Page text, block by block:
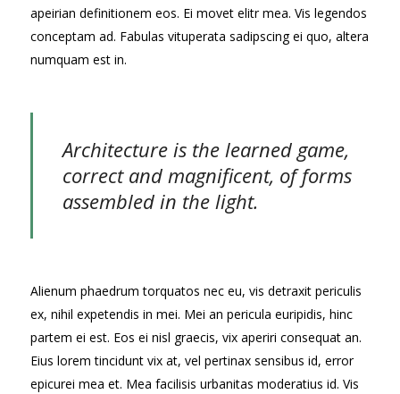
apeirian definitionem eos. Ei movet elitr mea. Vis legendos
conceptam ad. Fabulas vituperata sadipscing ei quo, altera
numquam est in.
Architecture is the learned game,
correct and magnificent, of forms
assembled in the light.
Alienum phaedrum torquatos nec eu, vis detraxit periculis
ex, nihil expetendis in mei. Mei an pericula euripidis, hinc
partem ei est. Eos ei nisl graecis, vix aperiri consequat an.
Eius lorem tincidunt vix at, vel pertinax sensibus id, error
epicurei mea et. Mea facilisis urbanitas moderatius id. Vis